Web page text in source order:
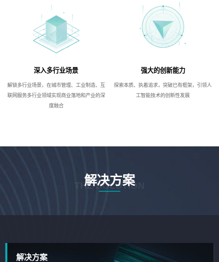
深入多行业场景
解锁多行业场景，在城市管理、工业制造、互
联网服务多行业领域实现商业落地和产业的深
度融合
强大的创新能力
探索本质、执着追求，突破已有框架，引领人
工智能技术的创新性发展
解决方案
THE SOLUTION
解决方案